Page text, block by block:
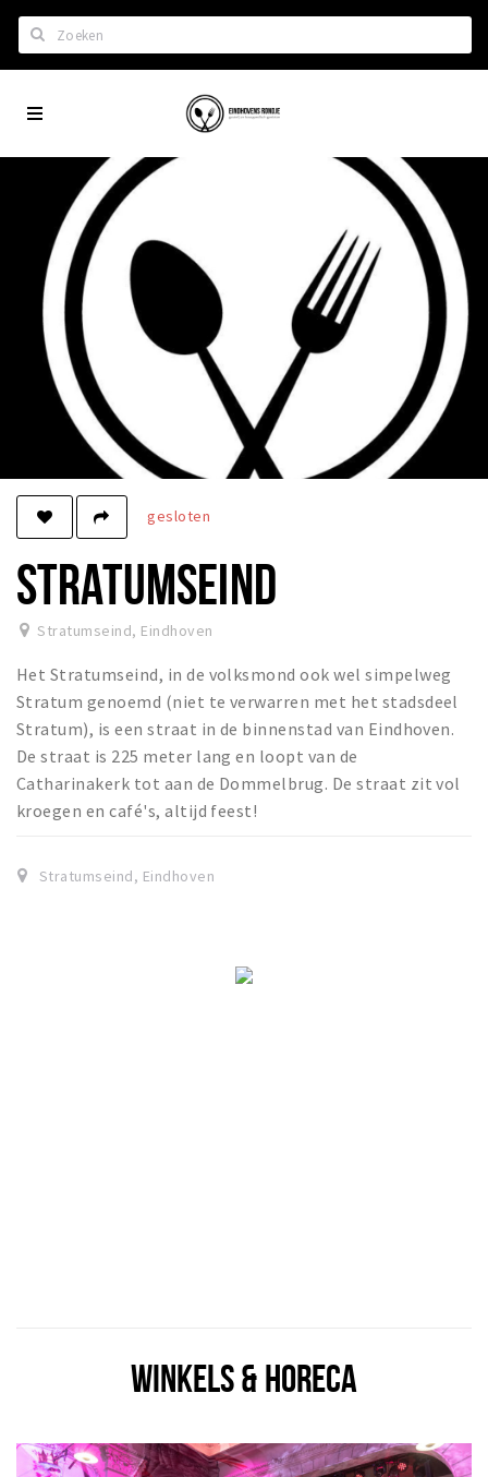
Home
Het laatste nieuws in Eindhoven
Lijstjes met Eindhoven tips
Roddels...
Restaurants en meer
Agenda
Hotels
Eindhovense Rondjes
Te koop en te huur
Winkels
Aanbiedingen
Ook reclame maken?
Over Eindhovens Rondje
Inloggen
City
gesloten
STRATUMSEIND
Stratumseind, Eindhoven
Het Stratumseind, in de volksmond ook wel simpelweg
Stratum genoemd (niet te verwarren met het stadsdeel
Stratum), is een straat in de binnenstad van Eindhoven.
De straat is 225 meter lang en loopt van de
Catharinakerk tot aan de Dommelbrug. De straat zit vol
kroegen en café's, altijd feest!
Stratumseind, Eindhoven
WINKELS & HORECA